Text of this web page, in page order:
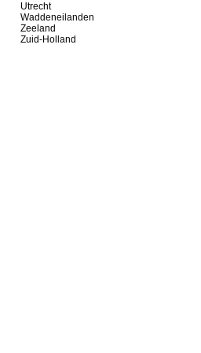
Utrecht
Waddeneilanden
Zeeland
Zuid-Holland